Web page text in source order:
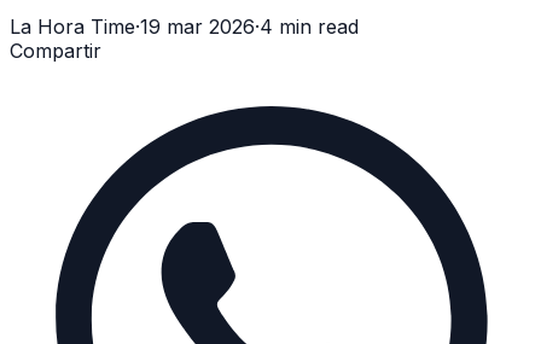
La Hora Time·19 mar 2026·4 min read
Compartir